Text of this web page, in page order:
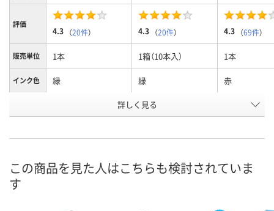
評価
4.3 （20件） 4.3 （20件） 4.3 （69件）
販売単位 1本 1箱（10本入） 1本
インク色 緑 緑 赤
228272 1178228
8月9日（日）
詳しく見る
この商品を見た人はこちらも検討されていま
す